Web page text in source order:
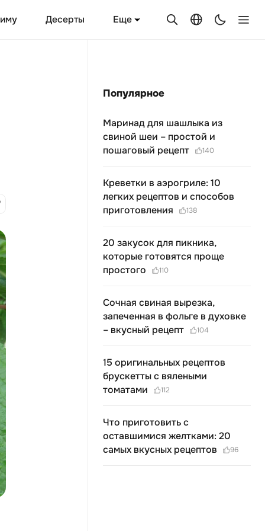
Десерты Еще
Популярное
Маринад для шашлыка из
свиной шеи – простой и
пошаговый рецепт
140
Креветки в аэрогриле: 10
легких рецептов и способов
приготовления
138
20 закусок для пикника,
которые готовятся проще
простого
110
Сочная свиная вырезка,
запеченная в фольге в духовке
– вкусный рецепт
104
15 оригинальных рецептов
брускетты с вялеными
томатами
112
Что приготовить с
оставшимися желтками: 20
самых вкусных рецептов
96